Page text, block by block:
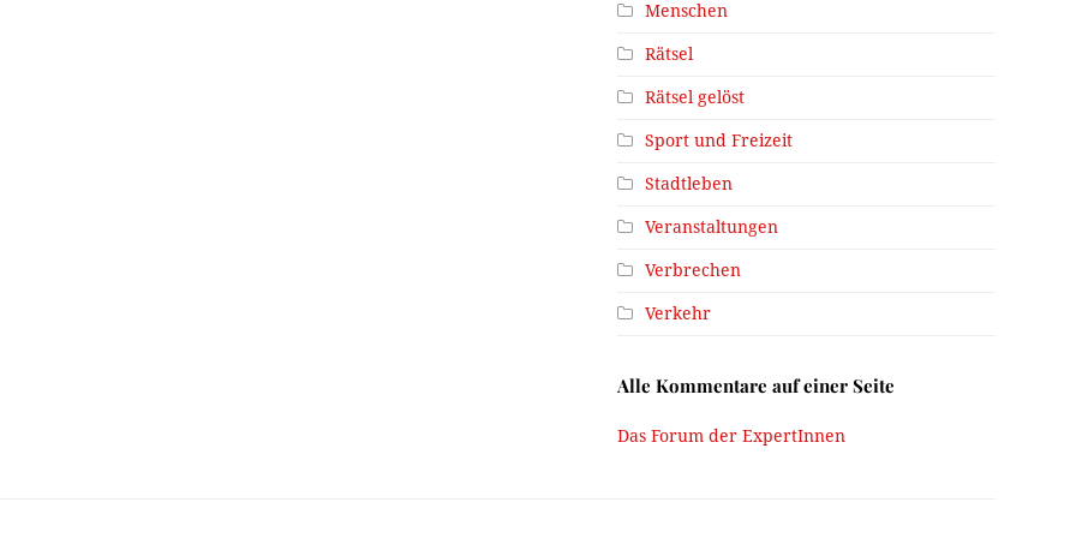
Menschen
Rätsel
Rätsel gelöst
Sport und Freizeit
Stadtleben
Veranstaltungen
Verbrechen
Verkehr
Alle Kommentare auf einer Seite
Das Forum der ExpertInnen